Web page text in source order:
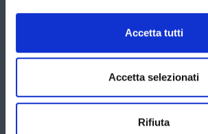
Accetta tutti
Accetta selezionati
Rifiuta
utilizzando
i
freccia